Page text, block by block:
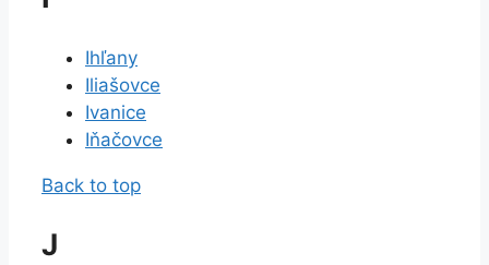
Ihľany
Iliašovce
Ivanice
Iňačovce
Back to top
J